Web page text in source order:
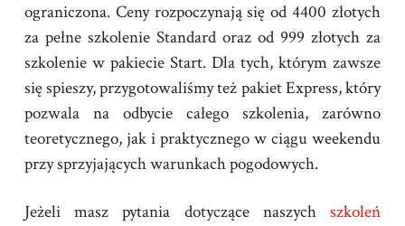
ograniczona. Ceny rozpoczynają się od 4400 złotych
za pełne szkolenie Standard oraz od 999 złotych za
szkolenie w pakiecie Start. Dla tych, którym zawsze
się spieszy, przygotowaliśmy też pakiet Express, który
pozwala na odbycie całego szkolenia, zarówno
teoretycznego, jak i praktycznego w ciągu weekendu
przy sprzyjających warunkach pogodowych.
Jeżeli masz pytania dotyczące naszychszkoleń